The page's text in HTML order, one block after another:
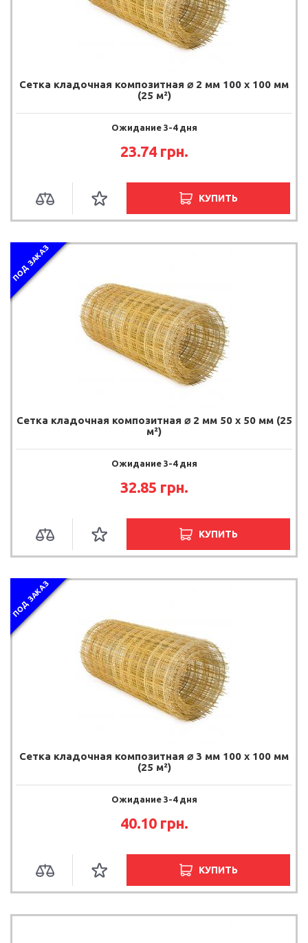
Сетка кладочная композитная ⌀ 2 мм 100 х 100 мм
(25 м²)
Ожидание 3-4 дня
23.74 грн.
КУПИТЬ
ПОД ЗАКАЗ
Сетка кладочная композитная ⌀ 2 мм 50 х 50 мм (25
м²)
Ожидание 3-4 дня
32.85 грн.
КУПИТЬ
ПОД ЗАКАЗ
Сетка кладочная композитная ⌀ 3 мм 100 х 100 мм
(25 м²)
Ожидание 3-4 дня
40.10 грн.
КУПИТЬ